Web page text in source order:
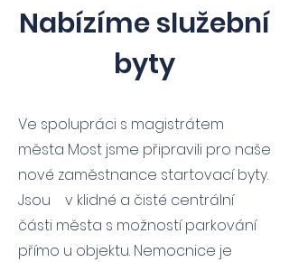
Nabízíme služební
byty
Ve spolupráci s magistrátem
města Most jsme připravili pro naše
nové zaměstnance startovací byty.
Jsou v klidné a čisté centrální
části města s možností parkování
přímo u objektu. Nemocnice je